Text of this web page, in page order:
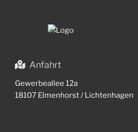
Anfahrt
Gewerbeallee 12a
18107 Elmenhorst / Lichtenhagen